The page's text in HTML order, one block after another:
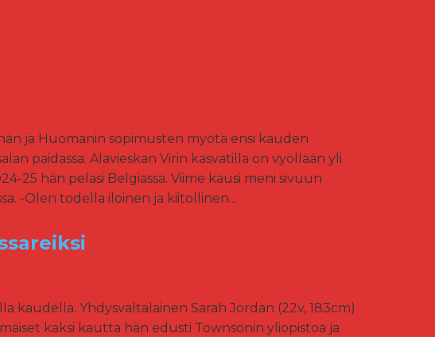
ja Huomanin sopimusten myötä ensi kauden
paidassa. Alavieskan Virin kasvatilla on vyöllään yli
25 hän pelasi Belgiassa. Viime kausi meni sivuun
-Olen todella iloinen ja kiitollinen...
kaudella. Yhdysvaltalainen Sarah Jordan (22v, 183cm)
kaksi kautta hän edusti Townsonin yliopistoa ja